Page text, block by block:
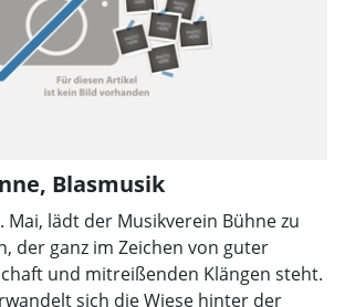
Blasmusik
Mai, lädt der Musikverein Bühne zu
der ganz im Zeichen von guter
und mitreißenden Klängen steht.
sich die Wiese hinter der